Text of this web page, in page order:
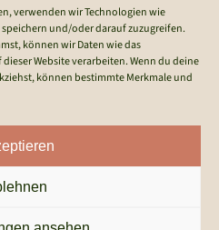
verwenden wir Technologien wie
und/oder darauf zuzugreifen.
können wir Daten wie das
Website verarbeiten. Wenn du deine
können bestimmte Merkmale und
vorbehalten